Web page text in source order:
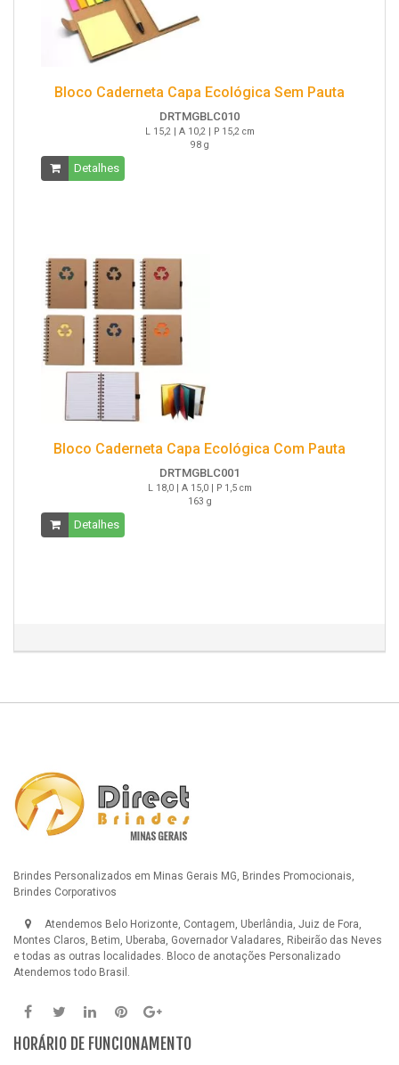
Bloco Caderneta Capa Ecológica Sem Pauta
DRTMGBLC010
L 15,2 | A 10,2 | P 15,2 cm
98 g
Detalhes
Bloco Caderneta Capa Ecológica Com Pauta
DRTMGBLC001
L 18,0 | A 15,0 | P 1,5 cm
163 g
Detalhes
Brindes Personalizados em Minas Gerais MG, Brindes Promocionais,
Brindes Corporativos
Atendemos Belo Horizonte, Contagem, Uberlândia, Juiz de Fora,
Montes Claros, Betim, Uberaba, Governador Valadares, Ribeirão das Neves
e todas as outras localidades. Bloco de anotações Personalizado
Atendemos todo Brasil.
HORÁRIO DE FUNCIONAMENTO